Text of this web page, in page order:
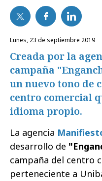
lunes, 23 de septiembre 2019
Creada por la
campaña
un nuevo tono de
centro comercial
idioma propio.
La agencia
desarrollo de
campaña del centro
perteneciente a